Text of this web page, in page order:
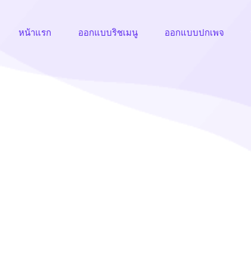
หน้าแรก ออกแบบริชเมนู ออกแบบปกเพจ